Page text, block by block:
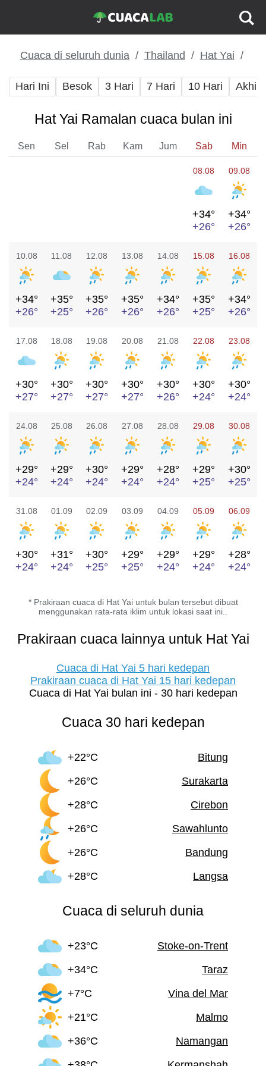
Cuaca di seluruh dunia Thailand Hat Yai
Hari Ini Besok 3 Hari 7 Hari 10 Hari Akhir
Hat Yai Ramalan cuaca bulan ini
Sen Sel Rab Kam Jum Sab Min
08.08
+34°
+26°
09.08
+34°
+26°
10.08
+34°
+26°
11.08
+35°
+25°
12.08
+35°
+26°
13.08
+35°
+26°
14.08
+34°
+26°
15.08
+35°
+25°
16.08
+34°
+26°
17.08
+30°
+27°
18.08
+30°
+27°
19.08
+30°
+27°
20.08
+30°
+27°
21.08
+30°
+26°
22.08
+30°
+24°
23.08
+30°
+24°
24.08
+29°
+24°
25.08
+29°
+24°
26.08
+30°
+24°
27.08
+29°
+24°
28.08
+28°
+24°
29.08
+29°
+25°
30.08
+30°
+25°
31.08
+30°
+24°
01.09
+31°
+24°
02.09
+30°
+25°
03.09
+29°
+25°
04.09
+29°
+24°
05.09
+29°
+24°
06.09
+28°
+24°
* Prakiraan cuaca di Hat Yai untuk bulan tersebut dibuat
menggunakan rata-rata iklim untuk lokasi saat ini..
Prakiraan cuaca lainnya untuk Hat Yai
Cuaca di Hat Yai 5 hari kedepan
Prakiraan cuaca di Hat Yai 15 hari kedepan
Cuaca di Hat Yai bulan ini - 30 hari kedepan
Cuaca 30 hari kedepan
+22°C
Bitung
+26°C
Surakarta
+28°C
Cirebon
+26°C
Sawahlunto
+26°C
Bandung
+28°C
Langsa
Cuaca di seluruh dunia
+23°C
Stoke-on-Trent
+34°C
Taraz
+7°C
Vina del Mar
+21°C
Malmo
+36°C
Namangan